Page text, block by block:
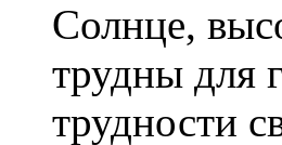
Солнце,
трудны для
трудности